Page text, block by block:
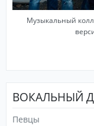
Музыкальный
ВОКАЛЬНЫЙ
Певцы